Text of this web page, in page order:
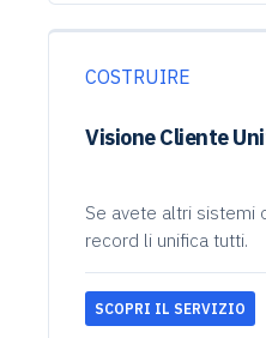
COSTRUIRE
Visione Cliente
Se avete altri sistemi
record li unifica tutti.
SCOPRI IL SERVIZIO